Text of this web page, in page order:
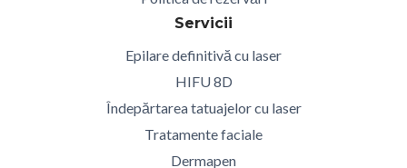
Servicii
Epilare definitivă cu laser
HIFU 8D
Îndepărtarea tatuajelor cu laser
Tratamente faciale
Dermapen